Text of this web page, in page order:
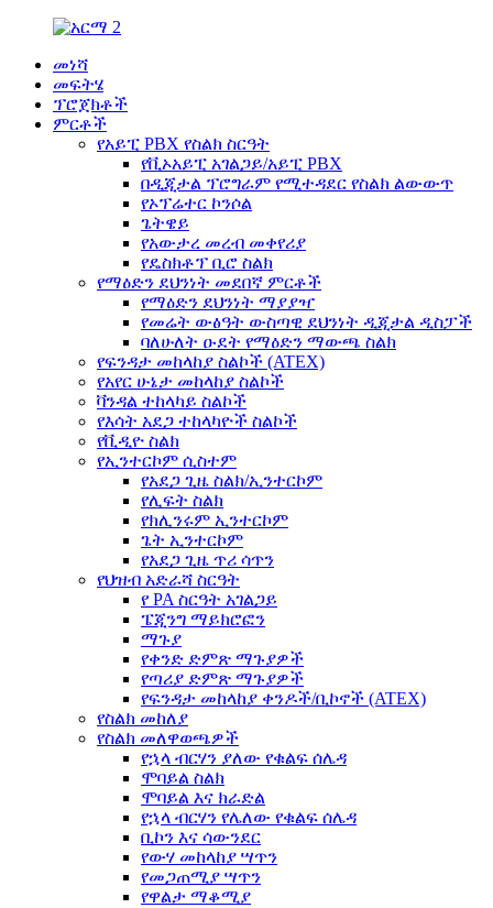
መነሻ
መፍትሄ
ፕሮጀክቶች
ምርቶች
የአይፒ PBX የስልክ ስርዓት
የቪኦአይፒ አገልጋይ/አይፒ PBX
በዲጂታል ፕሮግራም የሚተዳደር የስልክ ልውውጥ
የኦፕሬተር ኮንሶል
ጌትዌይ
የአውታረ መረብ መቀየሪያ
የዴስክቶፕ ቢሮ ስልክ
የማዕድን ደህንነት መደበኛ ምርቶች
የማዕድን ደህንነት ማያያዣ
የመሬት ውፅዓት ውስጣዊ ደህንነት ዲጂታል ዲስፓች
ባለሁለት ዑደት የማዕድን ማውጫ ስልክ
የፍንዳታ መከላከያ ስልኮች (ATEX)
የአየር ሁኔታ መከላከያ ስልኮች
ቫንዳል ተከላካይ ስልኮች
የእሳት አደጋ ተከላካዮች ስልኮች
የቪዲዮ ስልክ
የኢንተርኮም ሲስተም
የአደጋ ጊዜ ስልክ/ኢንተርኮም
የሊፍት ስልክ
የክሊንሩም ኢንተርኮም
ጌት ኢንተርኮም
የአደጋ ጊዜ ጥሪ ሳጥን
የህዝብ አድራሻ ስርዓት
የ PA ስርዓት አገልጋይ
ፔጂንግ ማይክሮፎን
ማጉያ
የቀንድ ድምጽ ማጉያዎች
የጣሪያ ድምጽ ማጉያዎች
የፍንዳታ መከላከያ ቀንዶች/ቢኮኖች (ATEX)
የስልክ መከለያ
የስልክ መለዋወጫዎች
የኋላ ብርሃን ያለው የቁልፍ ሰሌዳ
ሞባይል ስልክ
ሞባይል እና ክራድል
የኋላ ብርሃን የሌለው የቁልፍ ሰሌዳ
ቢኮን እና ሳውንደር
የውሃ መከላከያ ሣጥን
የመጋጠሚያ ሣጥን
የዋልታ ማቆሚያ